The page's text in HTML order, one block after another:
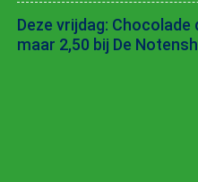
Deze vrijdag: Chocolade
maar 2,50 bij De